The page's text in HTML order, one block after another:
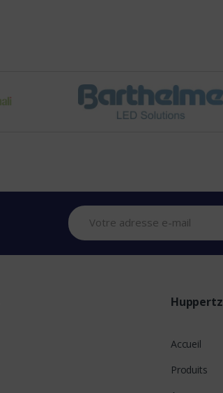
Huppertz
Accueil
Produits